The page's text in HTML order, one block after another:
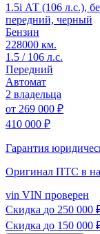
1.5i АТ (106 л.с.),
передний, черный
Бензин
228000 км.
1.5 / 106 л.с.
Передний
Автомат
2 владельца
от 269 000 ₽
410 000 ₽
Гарантия
Оригинал ПТС в
vin VIN проверен
Скидка до 250 000
Скидка до 150 000